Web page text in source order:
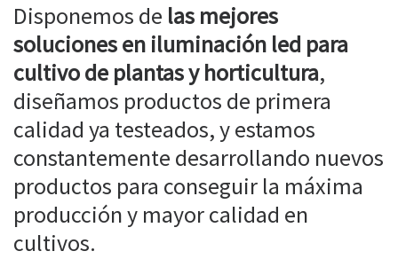
Disponemos de las mejores
soluciones en iluminación led para
cultivo de plantas y horticultura,
diseñamos productos de primera
calidad ya testeados, y estamos
constantemente desarrollando nuevos
productos para conseguir la máxima
producción y mayor calidad en
cultivos.